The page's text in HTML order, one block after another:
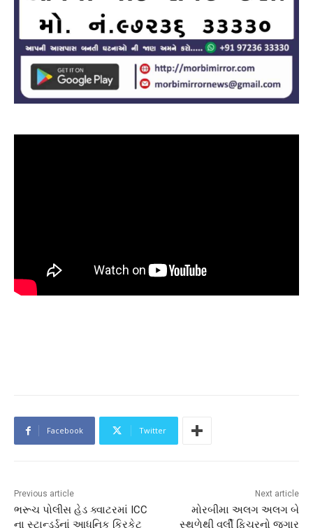
Facebook Twitter
Previous article
ભરૂચ પોલીસ હેડ ક્વાટરમાં ICC
ના સ્ટાન્ડર્ડનાં આધુનિક ક્રિકેટ
Next article
મોરબીમા અલગ અલગ બે
સ્થળેથી વર્લી ફિચરનો જુગાર